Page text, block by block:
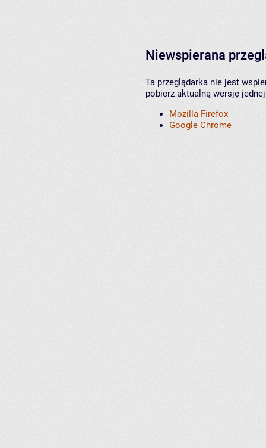
Niewspierana
Ta przeglądarka nie jest
pobierz aktualną wersję
Mozilla Firefox
Google Chrome